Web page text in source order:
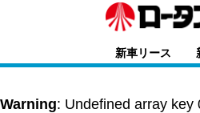
新車リース
Warning: Undefined array key